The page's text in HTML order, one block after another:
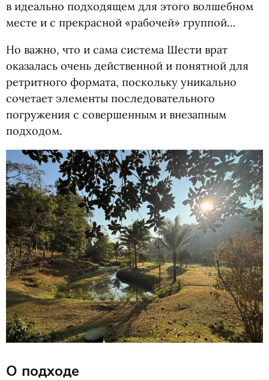
в идеально подходящем для этого волшебном
месте и с прекрасной «рабочей» группой…
Но важно, что и сама система Шести врат
оказалась очень действенной и понятной для
ретритного формата, поскольку уникально
сочетает элементы последовательного
погружения с совершенным и внезапным
подходом.
О подходе